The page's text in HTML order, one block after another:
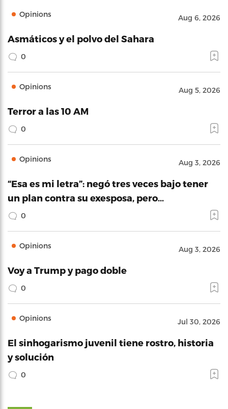
Opinions Aug 6, 2026
Asmáticos y el polvo del Sahara
0
Opinions Aug 5, 2026
Terror a las 10 AM
0
Opinions Aug 3, 2026
“Esa es mi letra”: negó tres veces bajo tener
un plan contra su exesposa, pero…
0
Opinions Aug 3, 2026
Voy a Trump y pago doble
0
Opinions Jul 30, 2026
El sinhogarismo juvenil tiene rostro, historia
y solución
0